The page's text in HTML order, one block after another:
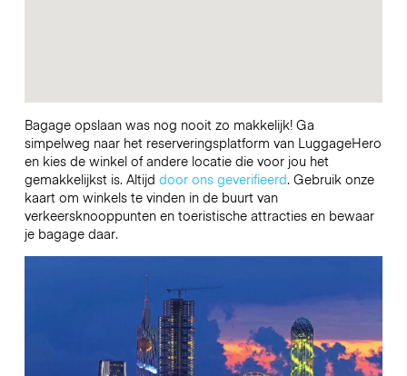
Bagage opslaan was nog nooit zo makkelijk! Ga
simpelweg naar het reserveringsplatform van LuggageHero
en kies de winkel of andere locatie die voor jou het
gemakkelijkst is. Altijd door ons geverifieerd. Gebruik onze
kaart om winkels te vinden in de buurt van
verkeersknooppunten en toeristische attracties en bewaar
je bagage daar.